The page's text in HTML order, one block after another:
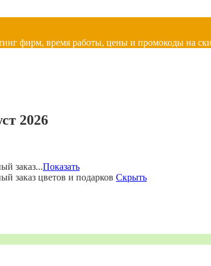
фирм, время работы, цены и промокоды на
2026
заказ...Показать
заказ цветов и подарков Скрыть